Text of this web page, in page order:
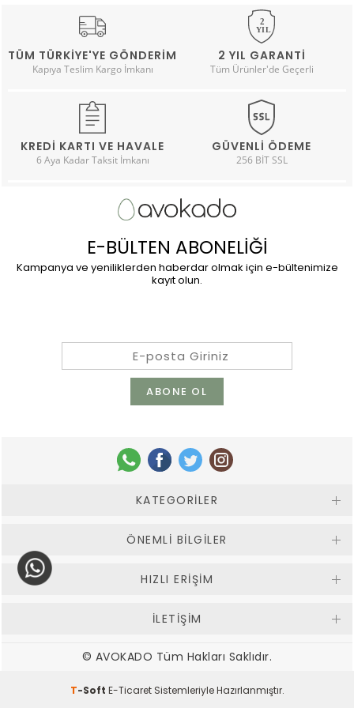
TÜM TÜRKIYE'YE GÖNDERIM
Kapıya Teslim Kargo İmkanı
2 YIL GARANTI
Tüm Ürünler'de Geçerli
KREDI KARTI VE HAVALE
6 Aya Kadar Taksit İmkanı
GÜVENLI ÖDEME
256 BİT SSL
E-BÜLTEN ABONELİĞİ
Kampanya ve yeniliklerden haberdar olmak için e-bültenimize
kayıt olun.
KATEGORILER
ÖNEMLI BILGILER
HIZLI ERIŞIM
İLETİŞİM
© AVOKADO Tüm Hakları Saklıdır.
T-Soft E-TicaretSistemleriyle Hazırlanmıştır.